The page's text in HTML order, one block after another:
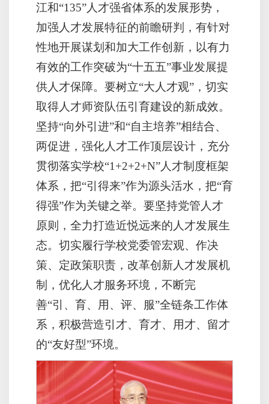
江和“135”人才强省体系的发展形势，
加强人才发展特征的前瞻研判，有针对
性地开展谋划和加大工作创新，以有力
有效的工作突破为“十五五”事业发展提
供人才保障。要树立“大人才观”，切实
取得人才师资队伍引育建设的新成效。
坚持“向外引进”和“自主培养”相结合、
两促进，强化人才工作顶层设计，充分
贯彻落实学校“1+2+2+N”人才制度框架
体系，把“引得来”作为源头活水，把“育
得强”作为关键之举。要坚持党管人才
原则，全力打造近悦远来的人才发展生
态。切实履行学校党委管宏观、作决
策、定政策职责，改革创新人才发展机
制，优化人才服务环境，不断完
善“引、育、用、评、服”全链条工作体
系，积极营造引才、育才、用才、留才
的“友好型”环境。